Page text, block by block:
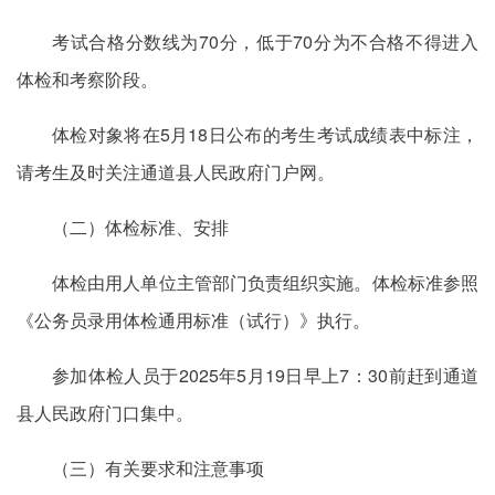
考试合格分数线为70分，低于70分为不合格不得进入
体检和考察阶段。
体检对象将在5月18日公布的考生考试成绩表中标注，
请考生及时关注通道县人民政府门户网。
（二）体检标准、安排
体检由用人单位主管部门负责组织实施。体检标准参照
《公务员录用体检通用标准（试行）》执行。
参加体检人员于2025年5月19日早上7：30前赶到通道
县人民政府门口集中。
（三）有关要求和注意事项